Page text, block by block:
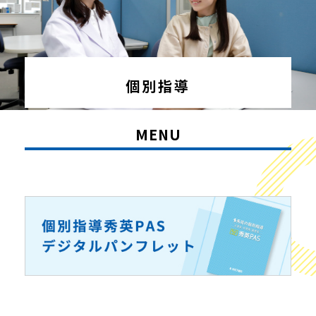
個別指導
MENU